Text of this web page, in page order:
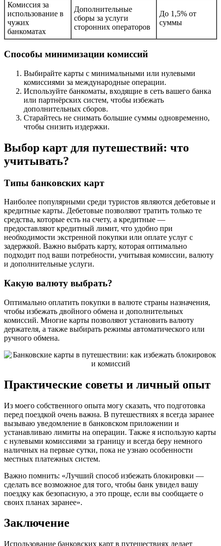
Комиссия за
использование в
чужих
банкоматах
Дополнительные
сборы за услуги
сторонних операторов
До 1,5% от
суммы
Способы минимизации комиссий
Выбирайте карты с минимальными или нулевыми
комиссиями за международные операции.
Используйте банкоматы, входящие в сеть вашего банка
или партнёрских систем, чтобы избежать
дополнительных сборов.
Старайтесь не снимать большие суммы одновременно,
чтобы снизить издержки.
Выбор карт для путешествий: что
учитывать?
Типы банковских карт
Наиболее популярными среди туристов являются дебетовые и
кредитные карты. Дебетовые позволяют тратить только те
средства, которые есть на счету, а кредитные —
предоставляют кредитный лимит, что удобно при
необходимости экстренной покупки или оплате услуг с
задержкой. Важно выбрать карту, которая оптимально
подходит под ваши потребности, учитывая комиссии, валюту
и дополнительные услуги.
Какую валюту выбрать?
Оптимально оплатить покупки в валюте страны назначения,
чтобы избежать двойного обмена и дополнительных
комиссий. Многие карты позволяют установить валюту
держателя, а также выбирать режимы автоматического или
ручного обмена.
Практические советы и личный опыт
Из моего собственного опыта могу сказать, что подготовка
перед поездкой очень важна. В путешествиях я всегда заранее
вызываю уведомление в банковском приложении и
устанавливаю лимиты на операции. Также я использую карты
с нулевыми комиссиями за границу и всегда беру немного
наличных на первые сутки, пока не узнаю особенности
местных платежных систем.
Важно помнить: «Лучший способ избежать блокировки —
сделать все возможное для того, чтобы банк увидел вашу
поездку как безопасную, а это проще, если вы сообщаете о
своих планах заранее».
Заключение
Использование банковских карт в путешествиях делает